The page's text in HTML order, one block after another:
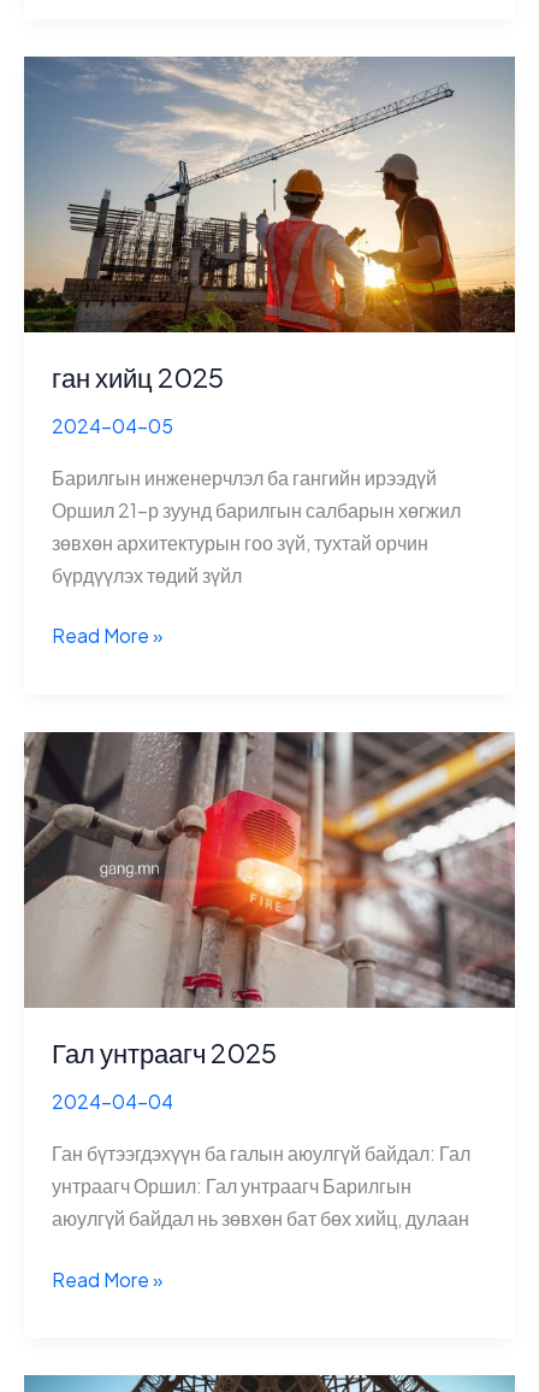
уялдаа
2025
ган хийц 2025
2024-04-05
Барилгын инженерчлэл ба гангийн ирээдүй
Оршил 21-р зуунд барилгын салбарын хөгжил
зөвхөн архитектурын гоо зүй, тухтай орчин
бүрдүүлэх төдий зүйл
ган
Read More »
Гал унтраагч 2025
2024-04-04
Ган бүтээгдэхүүн ба галын аюулгүй байдал: Гал
унтраагч Оршил: Гал унтраагч Барилгын
аюулгүй байдал нь зөвхөн бат бөх хийц, дулаан
Гал
Read More »